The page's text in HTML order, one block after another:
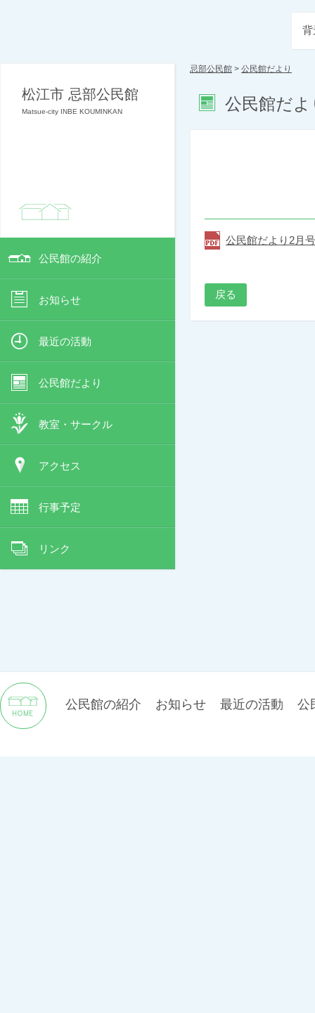
松江市 忌部公民館
Matsue-city INBE KOUMINKAN
公民館の紹介
お知らせ
最近の活動
公民館だより
教室・サークル
アクセス
行事予定
リンク
背
忌部公民館 > 公民館だより
公民館だよ
公民館だより2月
戻る
公民館の紹介 お知らせ 最近の活動 公